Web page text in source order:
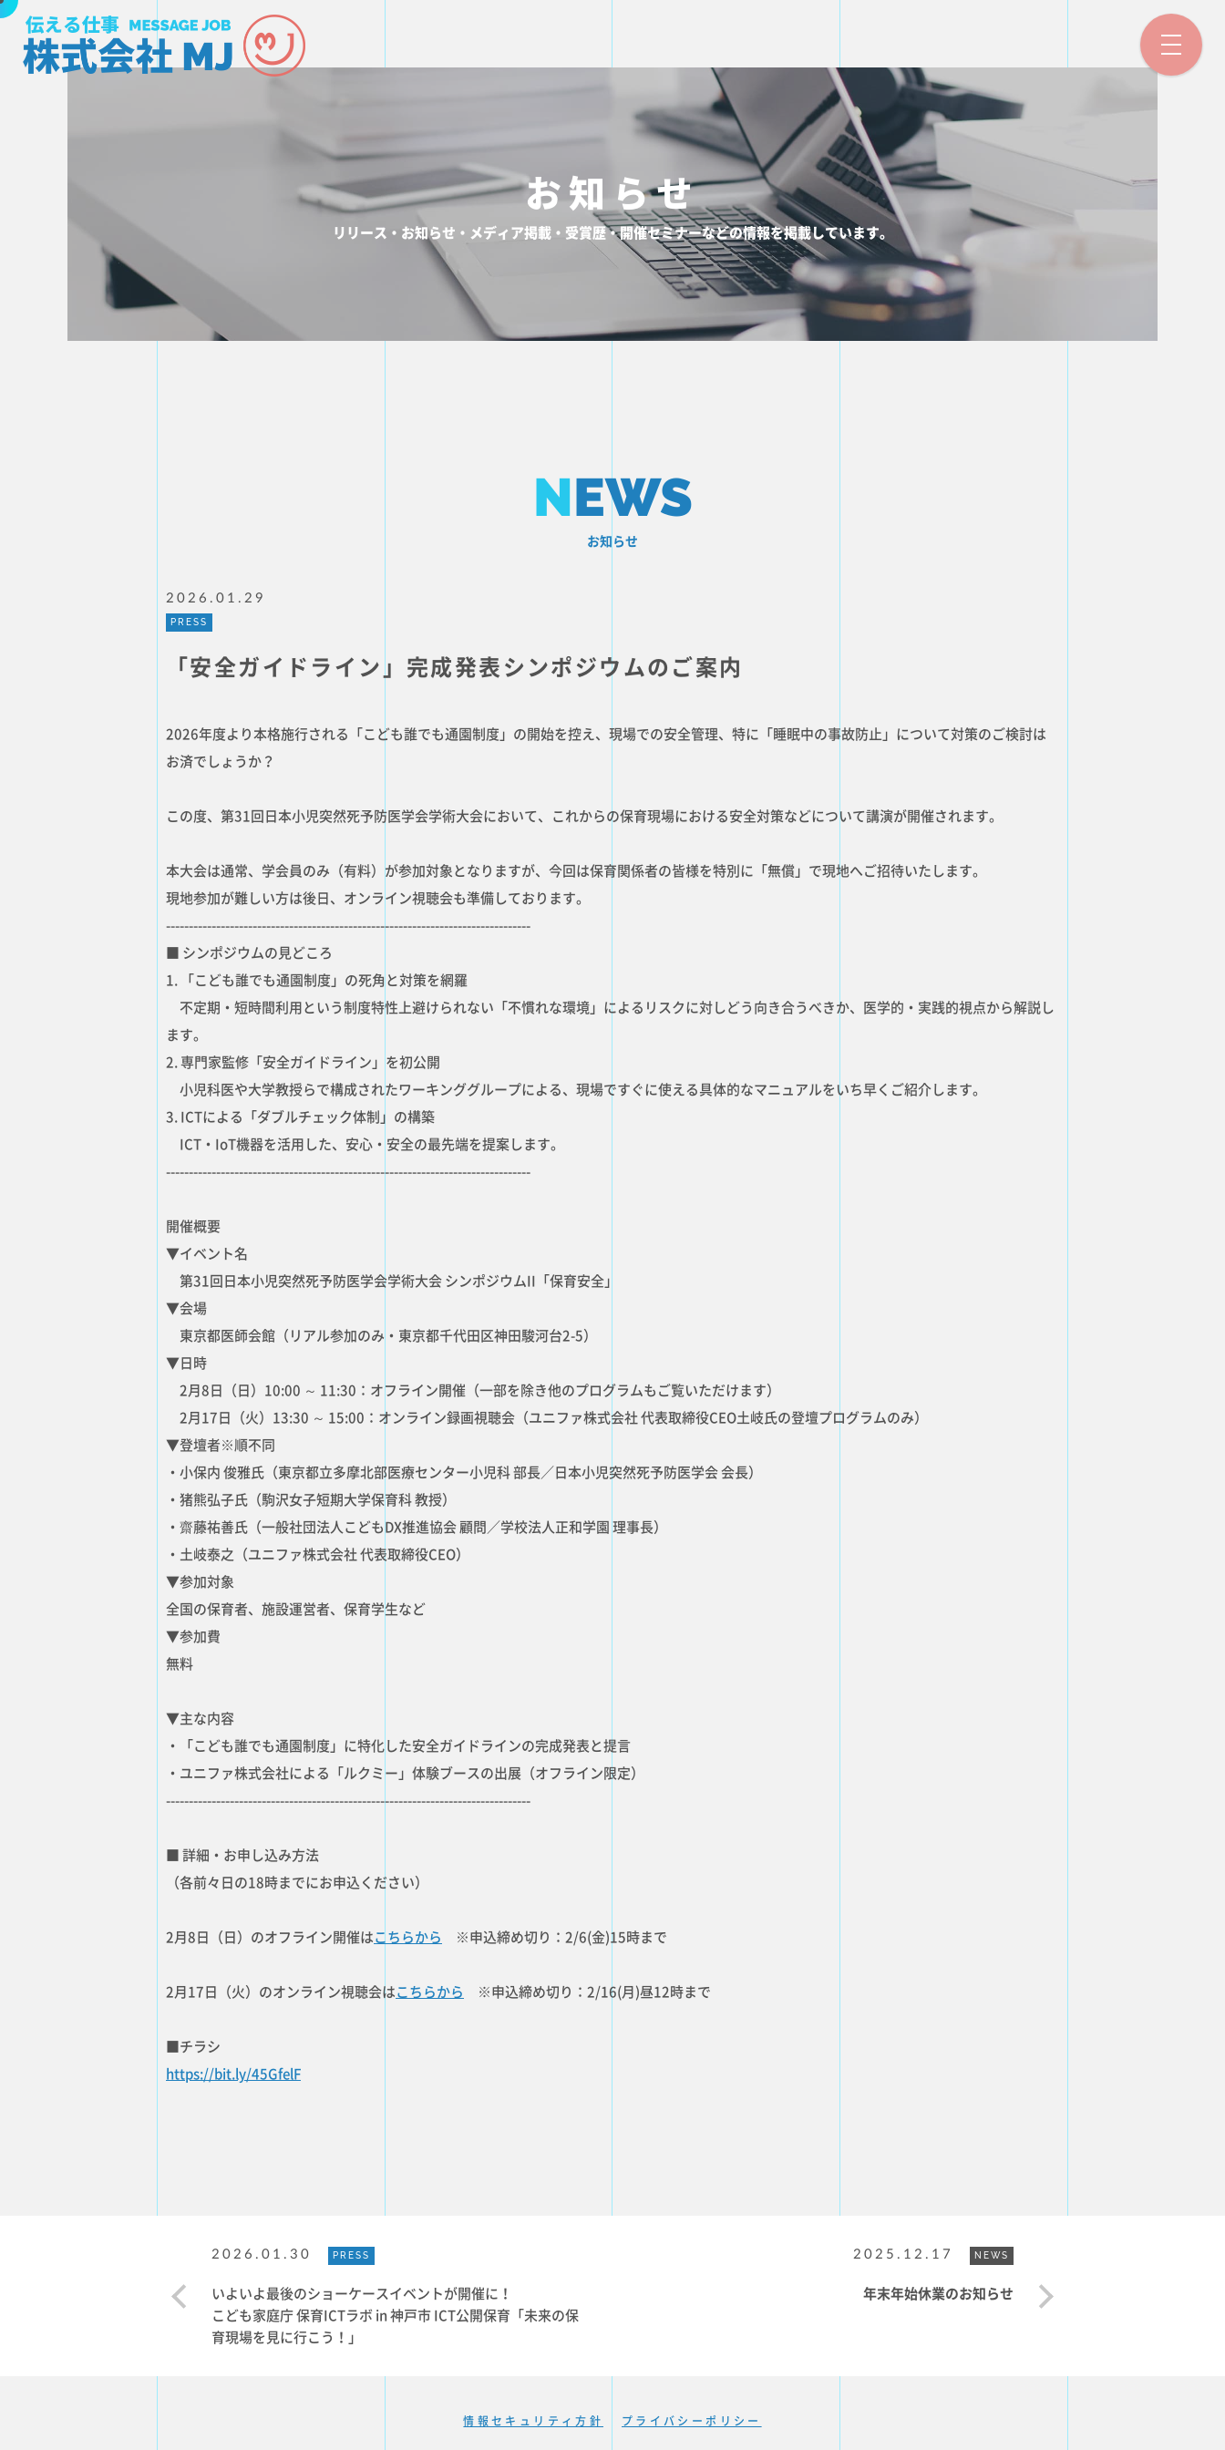
お知らせ
リリース・お知らせ・メディア掲載・受賞歴・開催セミナーなどの情報を掲載しています。
NEWS
お知らせ
2026.01.29
PRESS
「安全ガイドライン」完成発表シンポジウムのご案内
2026年度より本格施行される「こども誰でも通園制度」の開始を控え、現場での安全管理、特に「睡眠中の事故防止」について対策のご検討は
お済でしょうか？
この度、第31回日本小児突然死予防医学会学術大会において、これからの保育現場における安全対策などについて講演が開催されます。
本大会は通常、学会員のみ（有料）が参加対象となりますが、今回は保育関係者の皆様を特別に「無償」で現地へご招待いたします。
現地参加が難しい方は後日、オンライン視聴会も準備しております。
--------------------------------------------------------------------------------
■ シンポジウムの見どころ
1. 「こども誰でも通園制度」の死角と対策を網羅
不定期・短時間利用という制度特性上避けられない「不慣れな環境」によるリスクに対しどう向き合うべきか、医学的・実践的視点から解説し
ます。
2. 専門家監修「安全ガイドライン」を初公開
小児科医や大学教授らで構成されたワーキンググループによる、現場ですぐに使える具体的なマニュアルをいち早くご紹介します。
3. ICTによる「ダブルチェック体制」の構築
ICT・IoT機器を活用した、安心・安全の最先端を提案します。
--------------------------------------------------------------------------------
開催概要
▼イベント名
第31回日本小児突然死予防医学会学術大会 シンポジウムII「保育安全」
▼会場
東京都医師会館（リアル参加のみ・東京都千代田区神田駿河台2-5）
▼日時
2月8日（日）10:00 ～ 11:30：オフライン開催（一部を除き他のプログラムもご覧いただけます）
2月17日（火）13:30 ～ 15:00：オンライン録画視聴会（ユニファ株式会社 代表取締役CEO土岐氏の登壇プログラムのみ）
▼登壇者※順不同
・小保内 俊雅氏（東京都立多摩北部医療センター小児科 部長／日本小児突然死予防医学会 会長）
・猪熊弘子氏（駒沢女子短期大学保育科 教授）
・齋藤祐善氏（一般社団法人こどもDX推進協会 顧問／学校法人正和学園 理事長）
・土岐泰之（ユニファ株式会社 代表取締役CEO）
▼参加対象
全国の保育者、施設運営者、保育学生など
▼参加費
無料
▼主な内容
・「こども誰でも通園制度」に特化した安全ガイドラインの完成発表と提言
・ユニファ株式会社による「ルクミー」体験ブースの出展（オフライン限定）
--------------------------------------------------------------------------------
■ 詳細・お申し込み方法
（各前々日の18時までにお申込ください）
2月8日（日）のオフライン開催は こちらから ※申込締め切り：2/6(金)15時まで
2月17日（火）のオンライン視聴会は こちらから ※申込締め切り：2/16(月)昼12時まで
■チラシ
https://bit.ly/45GfelF
2026.01.30 PRESS
いよいよ最後のショーケースイベントが開催に！
こども家庭庁 保育ICTラボ in 神戸市 ICT公開保育「未来の保
育現場を見に行こう！」
2025.12.17 NEWS
年末年始休業のお知らせ
情報セキュリティ方針 プライバシーポリシー